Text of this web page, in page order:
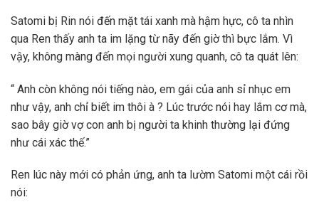
Satomi bị Rin nói đến mặt tái xanh mà hậm hực, cô ta nhìn
qua Ren thấy anh ta im lặng từ nãy đến giờ thì bực lắm. Vì
vậy, không màng đến mọi người xung quanh, cô ta quát lên:
“ Anh còn không nói tiếng nào, em gái của anh sỉ nhục em
như vậy, anh chỉ biết im thôi à ? Lúc trước nói hay lắm cơ mà,
sao bây giờ vợ con anh bị người ta khinh thường lại đứng
như cái xác thế.”
Ren lúc này mới có phản ứng, anh ta lườm Satomi một cái rồi
nói: